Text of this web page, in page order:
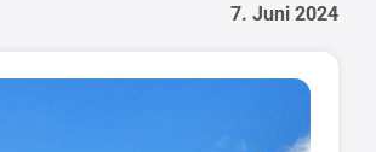
7. Juni 2024